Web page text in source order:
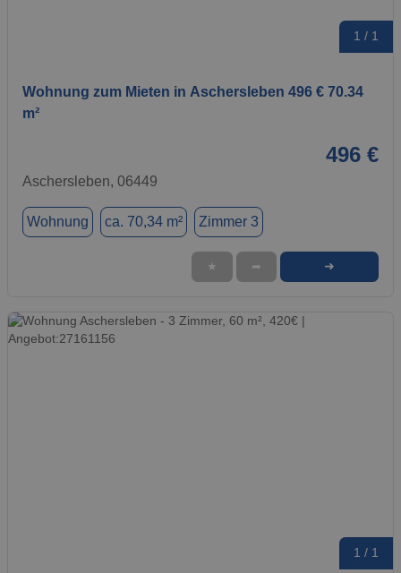
1 / 1
Wohnung zum Mieten in Aschersleben 496 € 70.34
m²
496 €
Aschersleben, 06449
Wohnung ca. 70,34 m² Zimmer 3
★ ➦ ➜
1 / 1